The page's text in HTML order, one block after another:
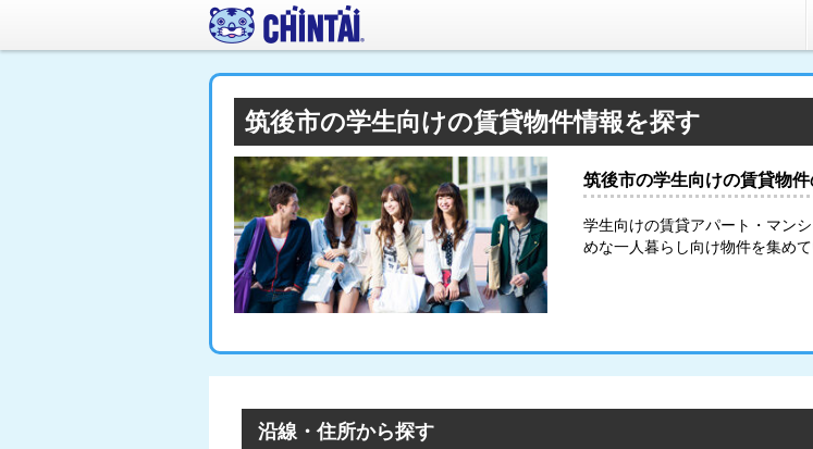
筑後市の学生向けの賃貸物件情報を探す
筑後市の学生向けの賃貸物件
学生向けの賃貸アパート・マン
めな一人暮らし向け物件を集めて
沿線・住所から探す